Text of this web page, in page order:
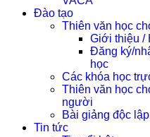
Đào tạo
Thiên văn học
Giới thiệu /
Đăng ký/
học
Các khóa học
Thiên văn học
người
Bài giảng độc lập
Tin tức